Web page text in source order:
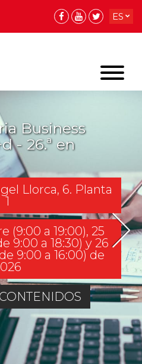
ES
EN
Business
- 26.ª en
Llorca, 6. Planta
1
(9:00 a 19:00), 25
9:00 a 18:30) y 26
9:00 a 16:00) de
CONTENIDOS